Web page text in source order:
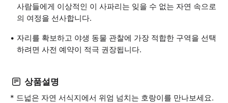
사람들에게 이상적인 이 사파리는 잊을 수 없는 자연 속으로
의 여정을 선사합니다.
자리를 확보하고 야생 동물 관찰에 가장 적합한 구역을 선택
하려면 사전 예약이 적극 권장됩니다.
상품설명
* 드넓은 자연 서식지에서 위엄 넘치는 호랑이를 만나보세요.